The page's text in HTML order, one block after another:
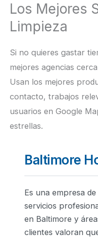
Los Mejores
Limpieza
Si no quieres gastar
mejores agencias
Usan los mejores
contacto, trabajos
usuarios en Google
estrellas.
Baltimore
Es una empresa
servicios
en Baltimore y
clientes valoran